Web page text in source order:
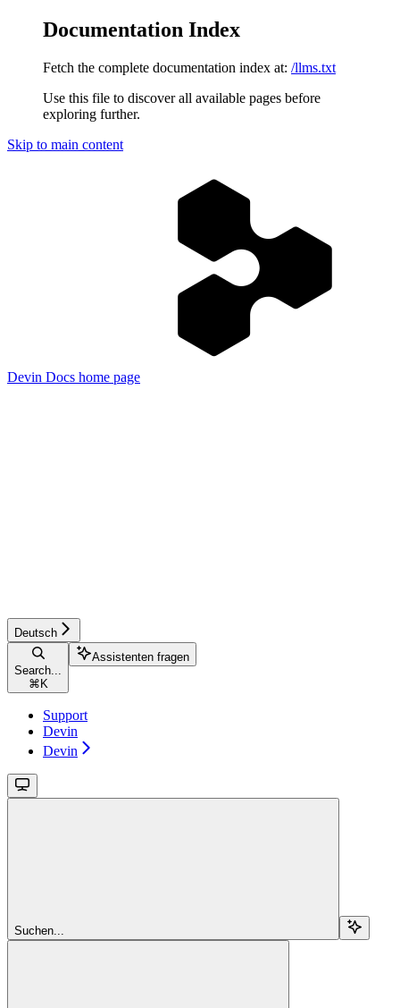
Documentation Index
Fetch the complete documentation index at: /llms.txt
Use this file to discover all available pages before
exploring further.
Skip to main content
Devin Docs home page
Deutsch
Search...
⌘ K
Assistenten fragen
Support
Devin
Devin
Suchen...